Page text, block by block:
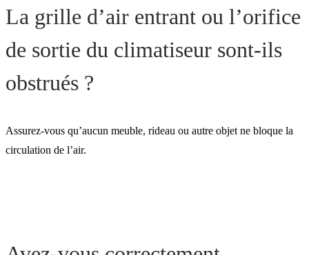
La grille d’air entrant ou l’orifice
de sortie du climatiseur sont-ils
obstrués ?
Assurez-vous qu’aucun meuble, rideau ou autre objet ne bloque la
circulation de l’air.